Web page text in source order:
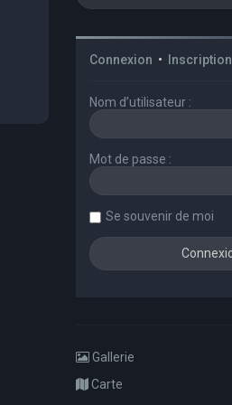
Connexion • Inscription
Nom d’utilisateur :
Mot de passe :
Se souvenir de moi
Gallerie
Carte